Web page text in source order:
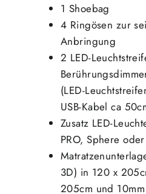
1 Shoebag
4 Ringösen zur
Anbringung
2 LED-
(LED-
USB-Kabel ca
Zusatz LED-
PRO, Sphere
3D) in 120 x
205cm und